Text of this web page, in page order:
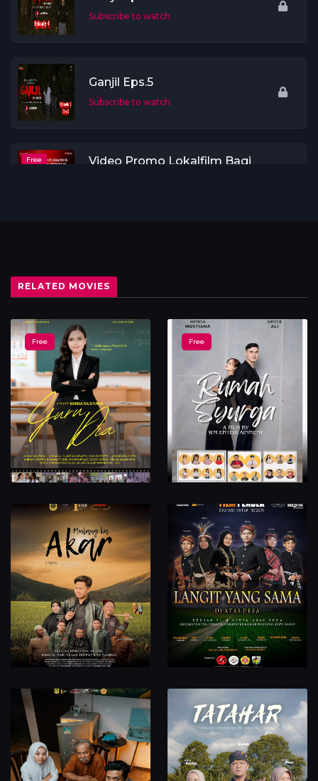
Subscribe to watch
Ganjil Eps.5
Subscribe to watch
Free
Video Promo Lokalfilm Bagi
RELATED MOVIES
Free Free